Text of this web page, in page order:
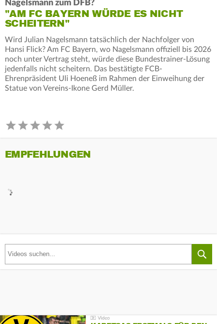
Nagelsmann zum DFB?
"AM FC BAYERN WÜRDE ES NICHT
SCHEITERN"
Wird Julian Nagelsmann tatsächlich der Nachfolger von
Hansi Flick? Am FC Bayern, wo Nagelsmann offiziell bis 2026
noch unter Vertrag steht, würde diese Bundestrainer-Lösung
jedenfalls nicht scheitern. Das bestätigte FCB-
Ehrenpräsident Uli Hoeneß im Rahmen der Einweihung der
Statue von Vereins-Ikone Gerd Müller.
EMPFEHLUNGEN